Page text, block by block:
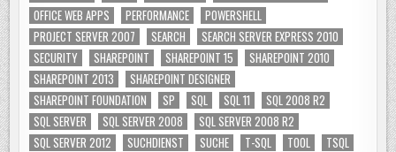
OFFICE WEB APPS
PERFORMANCE
POWERSHELL
PROJECT SERVER 2007
SEARCH
SEARCH SERVER EXPRESS 2010
SECURITY
SHAREPOINT SHAREPOINT 15
SHAREPOINT 2010
SHAREPOINT 2013
SHAREPOINT DESIGNER
SHAREPOINT FOUNDATION
SP SQL SQL 11
SQL 2008 R2
SQL SERVER
SQL SERVER 2008
SQL SERVER 2008 R2
SQL SERVER 2012
SUCHDIENST SUCHE T-SQL TOOL
TSQL